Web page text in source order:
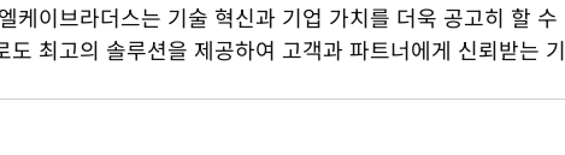
케이브라더스는 기술 혁신과 기업 가치를 더욱 공고히 할 수
최고의 솔루션을 제공하여 고객과 파트너에게 신뢰받는 기